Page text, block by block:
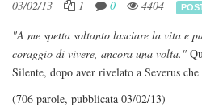
03/02/13 1 0 4404
"A me spetta soltanto lasciare la vita e
coraggio di vivere, ancora una volta."
Silente, dopo aver rivelato a Severus
(706 parole, pubblicata 03/02/13)